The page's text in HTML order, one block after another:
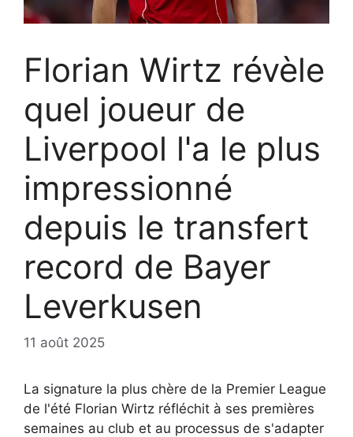
Florian Wirtz révèle
quel joueur de
Liverpool l'a le plus
impressionné
depuis le transfert
record de Bayer
Leverkusen
11 août 2025
La signature la plus chère de la Premier League
de l'été Florian Wirtz réfléchit à ses premières
semaines au club et au processus de s'adapter